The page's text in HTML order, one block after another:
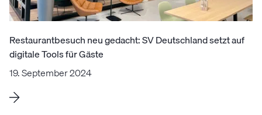
Restaurantbesuch neu gedacht: SV Deutschland setzt auf
digitale Tools für Gäste
19. September 2024